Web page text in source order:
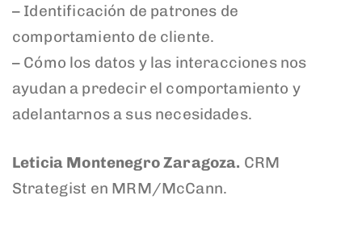
– Identificación de patrones de
comportamiento de cliente.
– Cómo los datos y las interacciones nos
ayudan a predecir el comportamiento y
adelantarnos a sus necesidades.
Leticia Montenegro Zaragoza. CRM
Strategist en MRM/McCann.